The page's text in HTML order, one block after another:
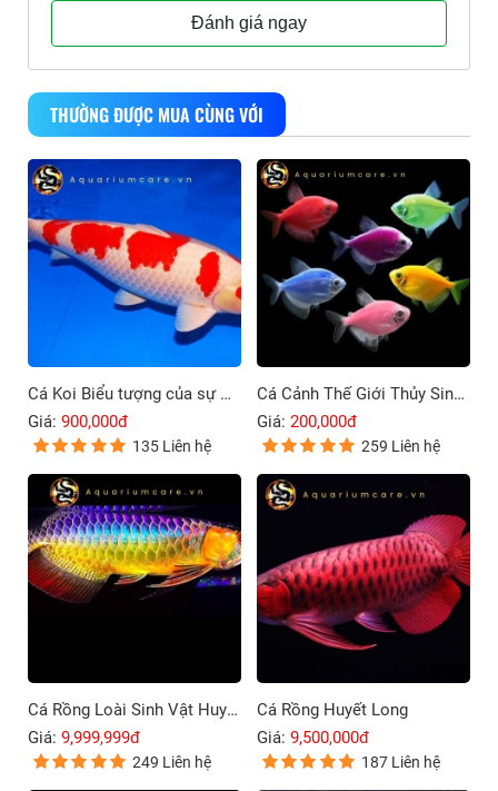
Đánh giá ngay
THƯỜNG ĐƯỢC MUA CÙNG VỚI
Cá Koi Biểu tượng của sự may mắn và thịnh vượng
Giá: 900,000đ
135 Liên hệ
Cá Cảnh Thế Giới Thủy Sinh Thu Nhỏ Trong Ngôi Nhà Bạn
Giá: 200,000đ
259 Liên hệ
Cá Rồng Loài Sinh Vật Huyền Bí Và Đầy Sức Mạnh
Giá: 9,999,999đ
249 Liên hệ
Cá Rồng Huyết Long
Giá: 9,500,000đ
187 Liên hệ